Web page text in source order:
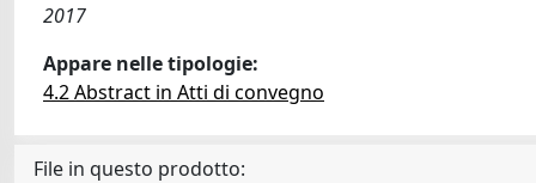
2017
Appare nelle tipologie:
4.2 Abstract in Atti di convegno
File in questo prodotto: